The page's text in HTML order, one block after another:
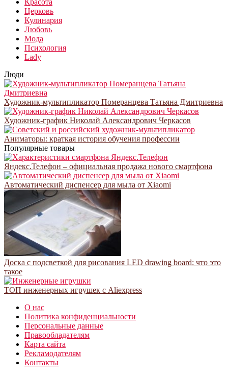
Красота
Церковь
Кулинария
Любовь
Мода
Психология
Lady
Люди
Художник-мультипликатор Померанцева Татьяна Дмитриевна
Художник-график Николай Александрович Черкасов
Аниматоры: краткая история обучения профессии
Популярные товары
Яндекс.Телефон – официальная продажа нового смартфона
Автоматический диспенсер для мыла от Xiaomi
Доска с подсветкой для рисования LED drawing board: что это
такое
ТОП инженерных игрушек с Aliexpress
О нас
Политика конфиденциальности
Персональные данные
Правообладателям
Карта сайта
Рекламодателям
Контакты